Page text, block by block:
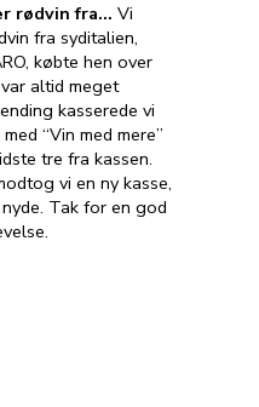
rødvin fra… Vi
fra syditalien,
købte hen over
altid meget
kasserede vi
“Vin med mere”
tre fra kassen.
vi en ny kasse,
Tak for en god